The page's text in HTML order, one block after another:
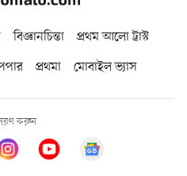
বিজ্ঞানচিন্তা
প্রথম আলো ট্রাস্ট
প্রথমা মোবাইল ভ্যাস
করুন